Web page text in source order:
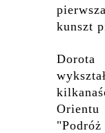
kunszt
Dorota
Orientu